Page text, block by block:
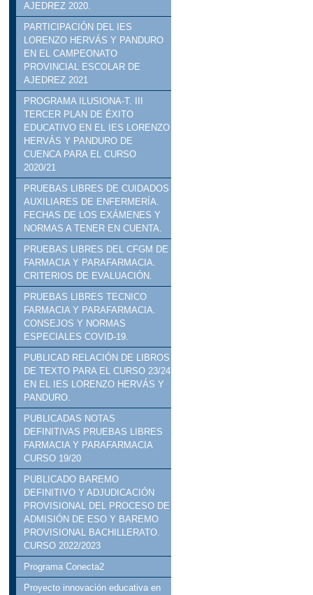
AJEDREZ 2020.
PARTICIPACIÓN DEL IES
LORENZO HERVÁS Y PANDURO
EN EL CAMPEONATO
PROVINCIAL ESCOLAR DE
AJEDREZ 2021
PROGRAMA ILUSIONA-T. III
TERCER PLAN DE ÉXITO
EDUCATIVO EN EL IES LORENZO
HERVÁS Y PANDURO DE
CUENCA PARA EL CURSO
2020/21
PRUEBAS LIBRES DE CUIDADOS
AUXILIARES DE ENFERMERÍA.
FECHAS DE LOS EXÁMENES Y
NORMAS A TENER EN CUENTA.
PRUEBAS LIBRES DEL CFGM DE
FARMACIA Y PARAFARMACIA.
CRITERIOS DE EVALUACIÓN.
PRUEBAS LIBRES TECNICO
FARMACIA Y PARAFARMACIA.
CONSEJOS Y NORMAS
ESPECIALES COVID-19.
PUBLICAD RELACIÓN DE LIBROS
DE TEXTO PARA EL CURSO 23/24
EN EL IES LORENZO HERVÁS Y
PANDURO.
PUBLICADAS NOTAS
DEFINITIVAS PRUEBAS LIBRES
FARMACIA Y PARAFARMACIA
CURSO 19/20
PUBLICADO BAREMO
DEFINITIVO Y ADJUDICACIÓN
PROVISIONAL DEL PROCESO DE
ADMISIÓN DE ESO Y BAREMO
PROVISIONAL BACHILLERATO.
CURSO 2022/2023
Programa Conecta2
Proyecto innovación educativa en